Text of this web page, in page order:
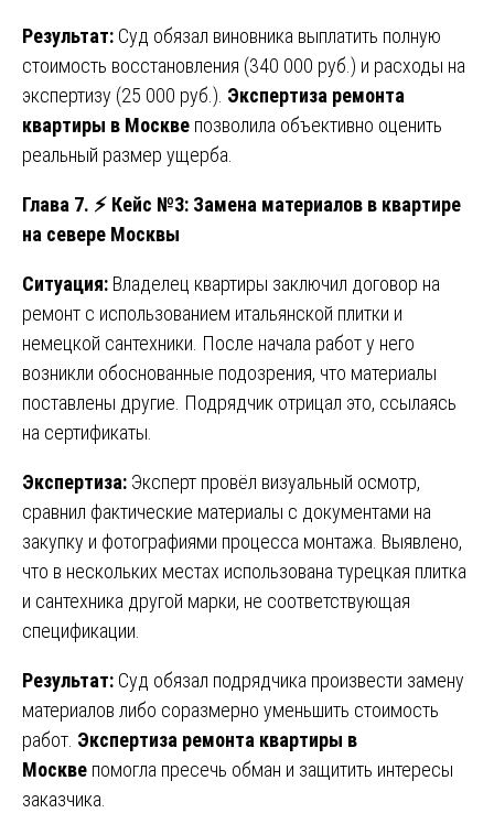
Результат: Суд обязал виновника выплатить полную
стоимость восстановления (340 000 руб.) и расходы на
экспертизу (25 000 руб.). Экспертиза ремонта
квартиры в Москве позволила объективно оценить
реальный размер ущерба.
Глава 7. ⚡ Кейс №3: Замена материалов в квартире
на севере Москвы
Ситуация: Владелец квартиры заключил договор на
ремонт с использованием итальянской плитки и
немецкой сантехники. После начала работ у него
возникли обоснованные подозрения, что материалы
поставлены другие. Подрядчик отрицал это, ссылаясь
на сертификаты.
Экспертиза: Эксперт провёл визуальный осмотр,
сравнил фактические материалы с документами на
закупку и фотографиями процесса монтажа. Выявлено,
что в нескольких местах использована турецкая плитка
и сантехника другой марки, не соответствующая
спецификации.
Результат: Суд обязал подрядчика произвести замену
материалов либо соразмерно уменьшить стоимость
работ. Экспертиза ремонта квартиры в
Москве помогла пресечь обман и защитить интересы
заказчика.